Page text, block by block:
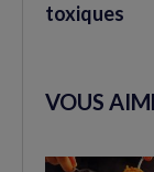
toxiques
VOUS